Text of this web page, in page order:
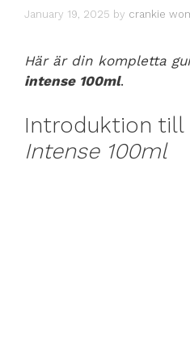
January 19, 2025 by crankie
Här är din kompletta
intense 100ml.
Introduktion till
Intense 100ml